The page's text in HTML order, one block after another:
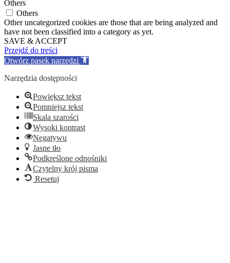
Others
Others
Other uncategorized cookies are those that are being analyzed and
have not been classified into a category as yet.
SAVE & ACCEPT
Przejdź do treści
Otwórz pasek narzędzi
Narzędzia dostępności
Powiększ tekst
Pomniejsz tekst
Skala szarości
Wysoki kontrast
Negatywu
Jasne tło
Podkreślone odnośniki
Czytelny krój pisma
Resetuj